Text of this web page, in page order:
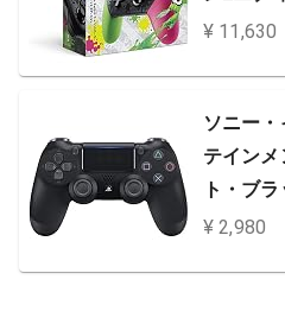
¥ 11,630
ソニー
テイン
ト・ブラ
¥ 2,980